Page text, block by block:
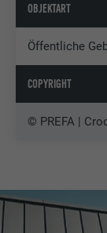
OBJEKTART
Öffentliche
COPYRIGHT
© PREFA |